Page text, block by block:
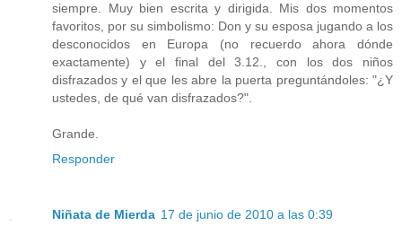
siempre. Muy bien escrita y dirigida. Mis dos momentos
favoritos, por su simbolismo: Don y su esposa jugando a los
desconocidos en Europa (no recuerdo ahora dónde
exactamente) y el final del 3.12., con los dos niños
disfrazados y el que les abre la puerta preguntándoles: "¿Y
ustedes, de qué van disfrazados?".
Grande.
Responder
Niñata de Mierda 17 de junio de 2010 a las 0:39